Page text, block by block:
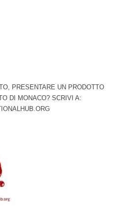
PRESENTARE UN PRODOTTO
DI MONACO? SCRIVI A: